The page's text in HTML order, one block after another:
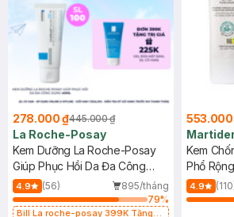
278.000 ₫445.000 ₫
La Roche-Posay
Kem Dưỡng La Roche-Posay
Giúp Phục Hồi Da Đa Công
Dụng 40ml
4.9 (56)
895/tháng
79%
Bill La roche-posay 399K Tặng
553.000
Kem
Phổ
40ml
4.9